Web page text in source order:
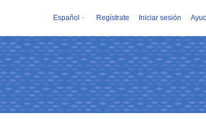
Español Regístrate Iniciar sesión